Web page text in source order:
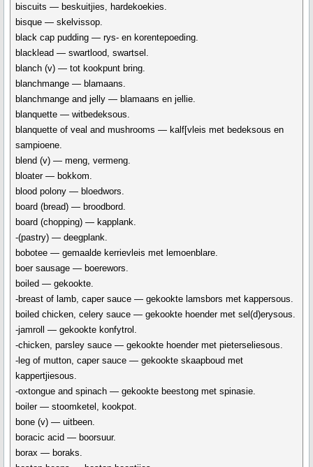
biscuits — beskuitjies, hardekoekies.
bisque — skelvissop.
black cap pudding — rys- en korentepoeding.
blacklead — swartlood, swartsel.
blanch (v) — tot kookpunt bring.
blanchmange — blamaans.
blanchmange and jelly — blamaans en jellie.
blanquette — witbedeksous.
blanquette of veal and mushrooms — kalf[vleis met bedeksous en
sampioene.
blend (v) — meng, vermeng.
bloater — bokkom.
blood polony — bloedwors.
board (bread) — broodbord.
board (chopping) — kapplank.
-(pastry) — deegplank.
bobotee — gemaalde kerrievleis met lemoenblare.
boer sausage — boerewors.
boiled — gekookte.
-breast of lamb, caper sauce — gekookte lamsbors met kappersous.
boiled chicken, celery sauce — gekookte hoender met sel(d)erysous.
-jamroll — gekookte konfytrol.
-chicken, parsley sauce — gekookte hoender met pieterseliesous.
-leg of mutton, caper sauce — gekookte skaapboud met
kappertjiesous.
-oxtongue and spinach — gekookte beestong met spinasie.
boiler — stoomketel, kookpot.
bone (v) — uitbeen.
boracic acid — boorsuur.
borax — boraks.